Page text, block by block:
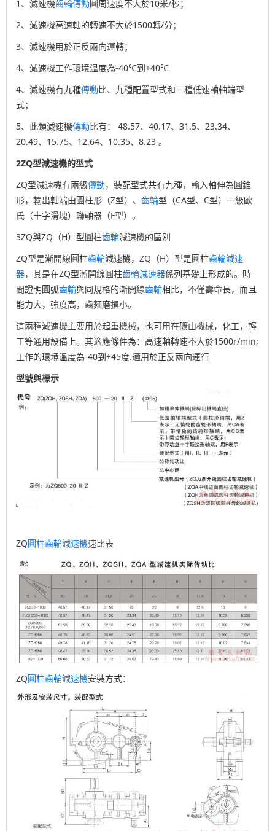
1、減速機齒輪傳動圓周速度不大於10米/秒；
2、減速機高速軸的轉速不大於1500轉/分；
3、減速機用於正反兩向運轉；
4、減速機工作環境溫度為-40℃到+40℃
4、減速機有九種傳動比、九種配置型式和三種低速軸軸端型
式；
5、此類減速機傳動比有： 48.57、40.17、31.5、23.34、
20.49、15.75、12.64、10.35、8.23 。
2ZQ型減速機的型式
ZQ型減速機有兩級傳動，裝配型式共有九種，輸入軸伸為圓錐
形，輸出軸端由圓柱形（Z型）、 齒輪型（CA型、C型）一級歐
氏（十字滑塊）聯軸器（F型）。
3ZQ與ZQ（H）型圓柱齒輪減速機的區別
ZQ型是漸開線圓柱齒輪減速機，ZQ（H）型是圓柱齒輪減速
器，其是在ZQ型漸開線圓柱齒輪減速器係列基礎上形成的。時
間證明圓弧齒輪與同規格的漸開線齒輪相比，不僅壽命長，而且
能力大，強度高，齒麵磨損小。
這兩種減速機主要用於起重機械，也可用在礦山機械，化工，輕
工等通用設備上。其適應條件為：高速軸轉速不大於1500r/min;
工作的環境溫度為-40到+45度.適用於正反兩向運行
型號與標示
ZQ圓柱齒輪減速機速比表
ZQ圓柱齒輪減速機安裝方式：